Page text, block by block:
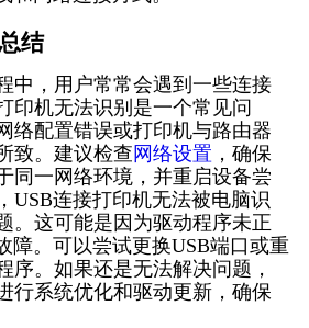
结
中，用户常常会遇到一些连接
印机无法识别是一个常见问
络配置错误或打印机与路由器
致。建议检查 网络设置 ，确保
同一网络环境，并重启设备尝
USB连接打印机无法被电脑识
。这可能是因为驱动程序未正
障。可以尝试更换USB端口或重
序。如果还是无法解决问题，
行系统优化和驱动更新，确保